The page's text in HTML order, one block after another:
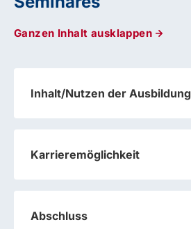
Ganzen Inhalt ausklappen
Inhalt/Nutzen der Ausbildung
Karrieremöglichkeit
Abschluss